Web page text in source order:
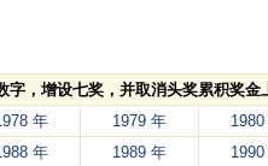
字，增设七奖，并取消头奖累积奖
年 1979 年
年 1989 年